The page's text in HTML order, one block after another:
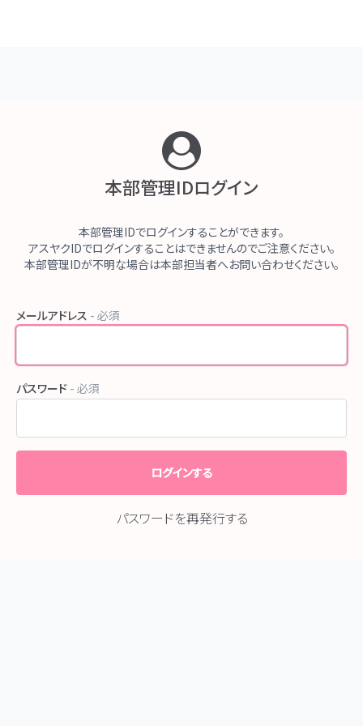
本部管理IDログイン
本部管理IDでログインすることができます。
アスヤクIDでログインすることはできませんのでご注意ください。
本部管理IDが不明な場合は本部担当者へお問い合わせください。
メールアドレス - 必須
パスワード - 必須
パスワードを再発行する